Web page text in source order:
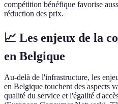
compétition bénéfique favorise
réduction des prix.
📈 Les enjeux de la
en Belgique
Au-delà de l'infrastructure, les
en Belgique touchent des aspects
qualité du service et l'égalité